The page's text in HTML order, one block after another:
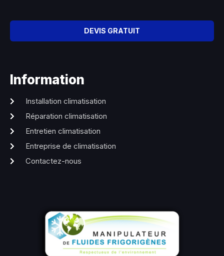
DEVIS GRATUIT
Information
Installation climatisation
Réparation climatisation
Entretien climatisation
Entreprise de climatisation
Contactez-nous